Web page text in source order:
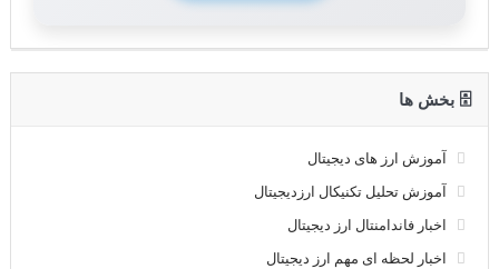
🗄 بخش ها
آموزش ارز های دیجیتال
آموزش تحلیل تکنیکال ارزدیجیتال
اخبار فاندامنتال ارز دیجیتال
اخبار لحظه ای مهم ارز دیجیتال